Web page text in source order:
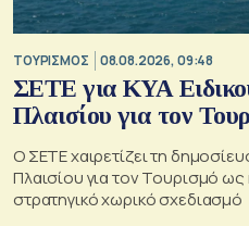
ΤΟΥΡΙΣΜΟΣ 08.08.2026, 09:48
ΣΕΤΕ για ΚΥΑ
Πλαισίου για τον
Ο ΣΕΤΕ χαιρετίζει τη
Πλαισίου για τον Τουρισμό ως
στρατηγικό χωρικό σχεδιασμό